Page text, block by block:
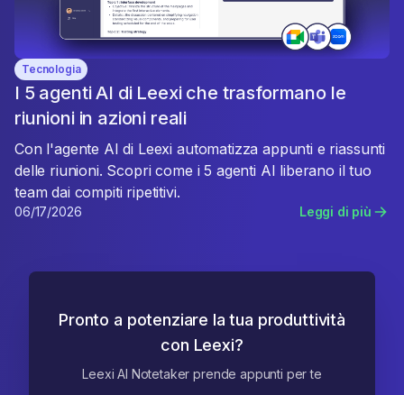
Tecnologia
I 5 agenti AI di Leexi che trasformano le
riunioni in azioni reali
Con l'agente AI di Leexi automatizza appunti e riassunti
delle riunioni. Scopri come i 5 agenti AI liberano il tuo
team dai compiti ripetitivi.
06/17/2026 Leggi di più
Pronto a potenziare la tua produttività
con Leexi?
Leexi AI Notetaker prende appunti per te